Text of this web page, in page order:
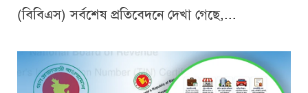
(বিবিএস) সর্বশেষ প্রতিবেদনে দেখা গেছে,...